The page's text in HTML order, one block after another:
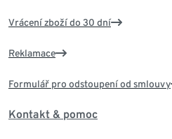
Vrácení zboží do 30 dní
Reklamace
Formulář pro odstoupení od smlouvy
Kontakt & pomoc